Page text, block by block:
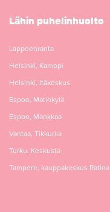
Lähin puhelinhuolto
Lappeenranta
Helsinki, Kamppi
Helsinki, Itäkeskus
Espoo, Matinkylä
Espoo, Mankkaa
Vantaa, Tikkurila
Turku, Keskusta
Tampere, kauppakeskus Ratina